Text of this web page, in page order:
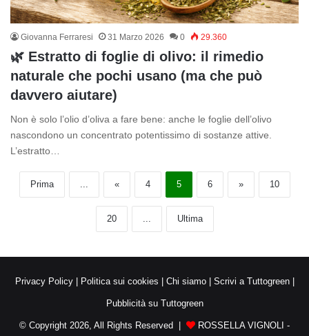
Giovanna Ferraresi 31 Marzo 2026 0 29.360
🌿 Estratto di foglie di olivo: il rimedio
naturale che pochi usano (ma che può
davvero aiutare)
Non è solo l’olio d’oliva a fare bene: anche le foglie dell’olivo
nascondono un concentrato potentissimo di sostanze attive.
L’estratto…
Prima « 4 5 6 » 10
20 Ultima
Privacy Policy| Politica sui cookies | Chi siamo| Scrivi a Tuttogreen|
Pubblicità su Tuttogreen
© Copyright 2026, All Rights Reserved | ROSSELLA VIGNOLI -